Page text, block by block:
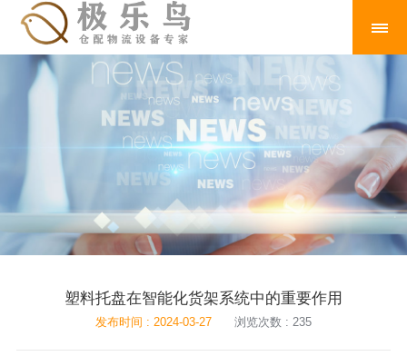
塑料托盘在智能化货架系统中的重要作用
发布时间 : 2024-03-27 浏览次数 : 235